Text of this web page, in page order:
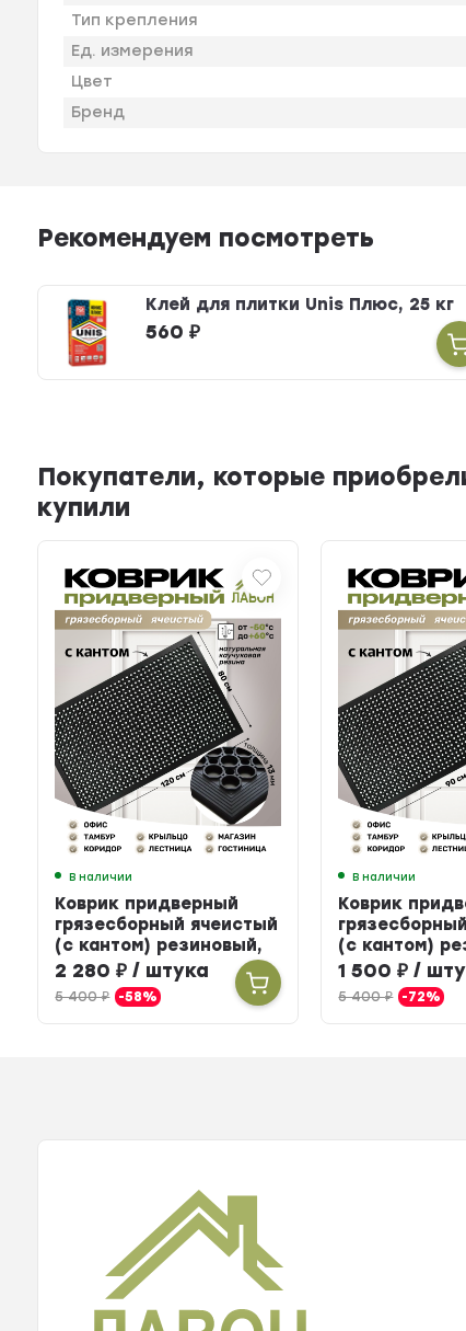
Тип крепления
Ед. измерения
Цвет
Бренд
Рекомендуем посмотреть
Клей для плитки Unis Плюс, 25 кг
560 ₽
Покупатели, которые
купили
В наличии
Коврик придверный
грязесборный ячеистый
(с кантом) резиновый,
80 х 120 см
2 280₽ / штука
5 400₽ -58%
В наличии
Коврик
(с кантом)
60 х 90 см
1 500₽ /
5 400₽ -72%